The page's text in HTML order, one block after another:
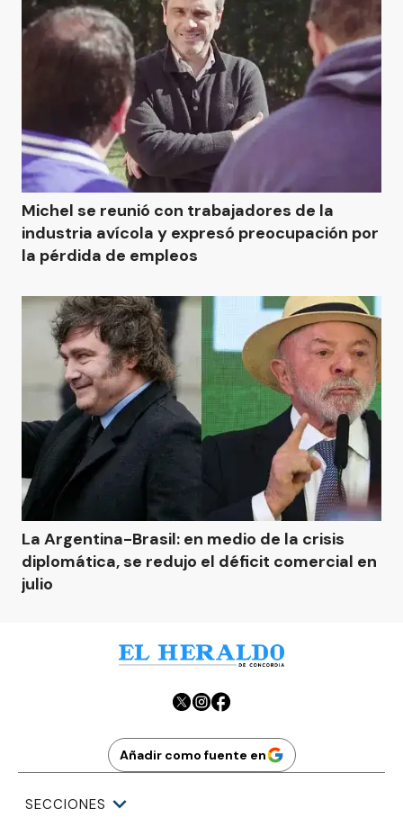
Michel se reunió con trabajadores de la
industria avícola y expresó preocupación por
la pérdida de empleos
La Argentina-Brasil: en medio de la crisis
diplomática, se redujo el déficit comercial en
julio
Añadir como fuente en
SECCIONES